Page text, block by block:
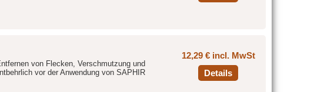
von Flecken, Verschmutzung und
vor der Anwendung von SAPHIR
12,29 € incl. MwSt
Details